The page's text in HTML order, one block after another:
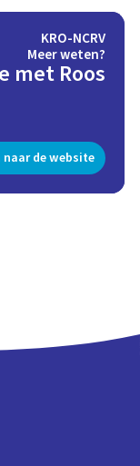
KRO-NCRV
Meer weten?
met Roos
naar de website